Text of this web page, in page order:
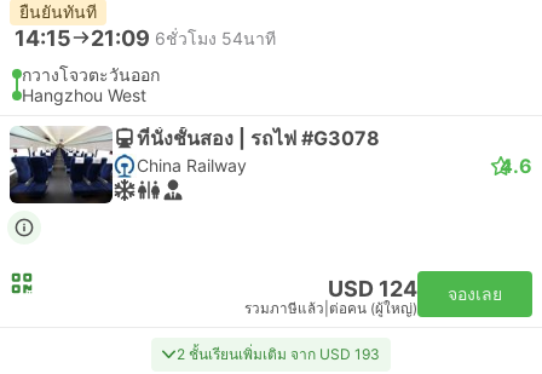
ยืนยันทันที
14:15 21:09 6ชั่วโมง 54นาที
กวางโจวตะวันออก
Hangzhou West
ที่นั่งชั้นสอง | รถไฟ #G3078
China Railway 4.6
USD 124
รวมภาษีแล้ว ต่อคน (ผู้ใหญ่)
จองเลย
2 ชั้นเรียนเพิ่มเติม จาก USD 193